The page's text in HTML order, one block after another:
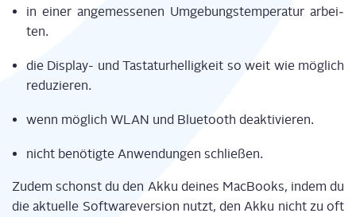
in einer ange­mes­se­nen Umge­bungs­tem­pe­ra­tur arbei­
ten.
die Dis­play- und Tas­ta­tur­hel­lig­keit so weit wie mög­lich
redu­zie­ren.
wenn mög­lich WLAN und Blue­tooth deak­ti­vie­ren.
nicht benö­tig­te Anwen­dun­gen schlie­ßen.
Zudem schonst du den Akku dei­nes Mac­Books, indem du
die aktu­el­le Soft­wareversi­on nutzt, den Akku nicht zu oft